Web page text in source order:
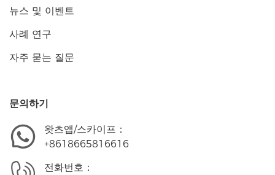
뉴스 및 이벤트
사례 연구
자주 묻는 질문
문의하기
왓츠앱/스카이프：
+8618665816616
전화번호：